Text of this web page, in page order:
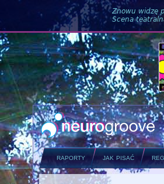
Znowu widzę
Scena
raporty jak pisać